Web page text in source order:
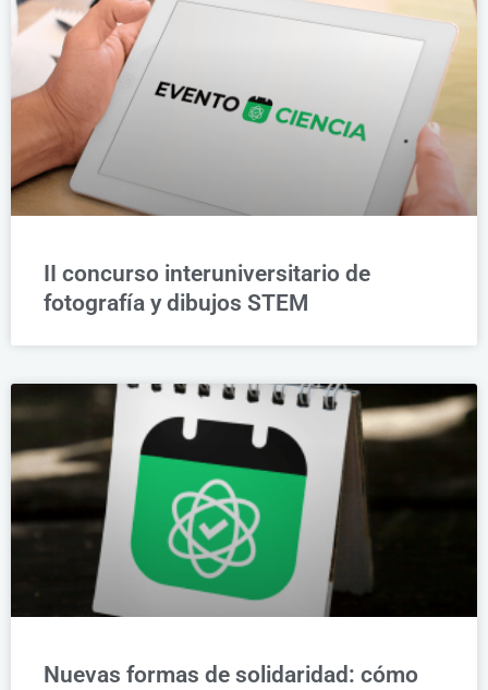
II concurso interuniversitario de
fotografía y dibujos STEM
Nuevas formas de solidaridad: cómo